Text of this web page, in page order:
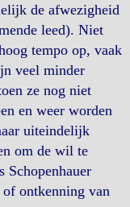
de afwezigheid
leed). Niet
tempo op, vaak
veel minder
ze nog niet
en weer worden
uiteindelijk
om de wil te
Schopenhauer
ontkenning van